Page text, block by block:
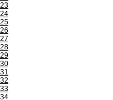
23
24
25
26
27
28
29
30
31
32
33
34